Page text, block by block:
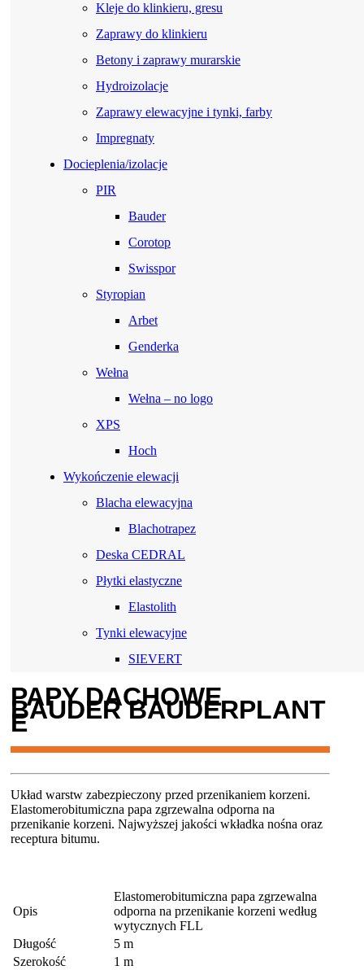
Kleje do klinkieru, gresu
Zaprawy do klinkieru
Betony i zaprawy murarskie
Hydroizolacje
Zaprawy elewacyjne i tynki, farby
Impregnaty
Docieplenia/izolacje
PIR
Bauder
Corotop
Swisspor
Styropian
Arbet
Genderka
Wełna
Wełna – no logo
XPS
Hoch
Wykończenie elewacji
Blacha elewacyjna
Blachotrapez
Deska CEDRAL
Płytki elastyczne
Elastolith
Tynki elewacyjne
SIEVERT
PAPY DACHOWE
BAUDER BAUDERPLANT
E
Układ warstw zabezpieczony przed przenikaniem korzeni.
Elastomerobitumiczna papa zgrzewalna odporna na
przenikanie korzeni. Najwyższej jakości wkładka nośna oraz
receptura bitumu.
Opis
Elastomerobitumiczna papa zgrzewalna
odporna na przenikanie korzeni według
wytycznych FLL
Długość
5 m
Szerokość
1 m